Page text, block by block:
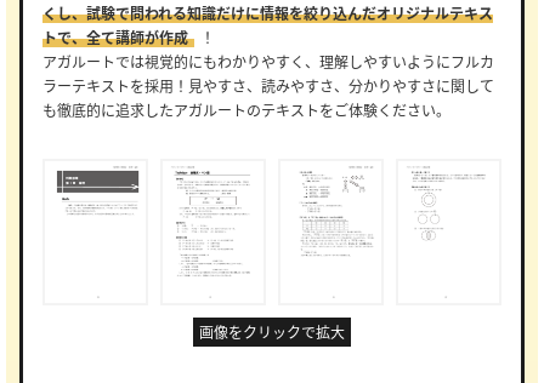
くし、試験で問われる知識だけに情報を絞り込んだオリジナルテキス
トで、全て講師が作成
！
アガルートでは視覚的にもわかりやすく、理解しやすいようにフルカ
ラーテキストを採用！見やすさ、読みやすさ、分かりやすさに関して
も徹底的に追求したアガルートのテキストをご体験ください。
画像をクリックで拡大